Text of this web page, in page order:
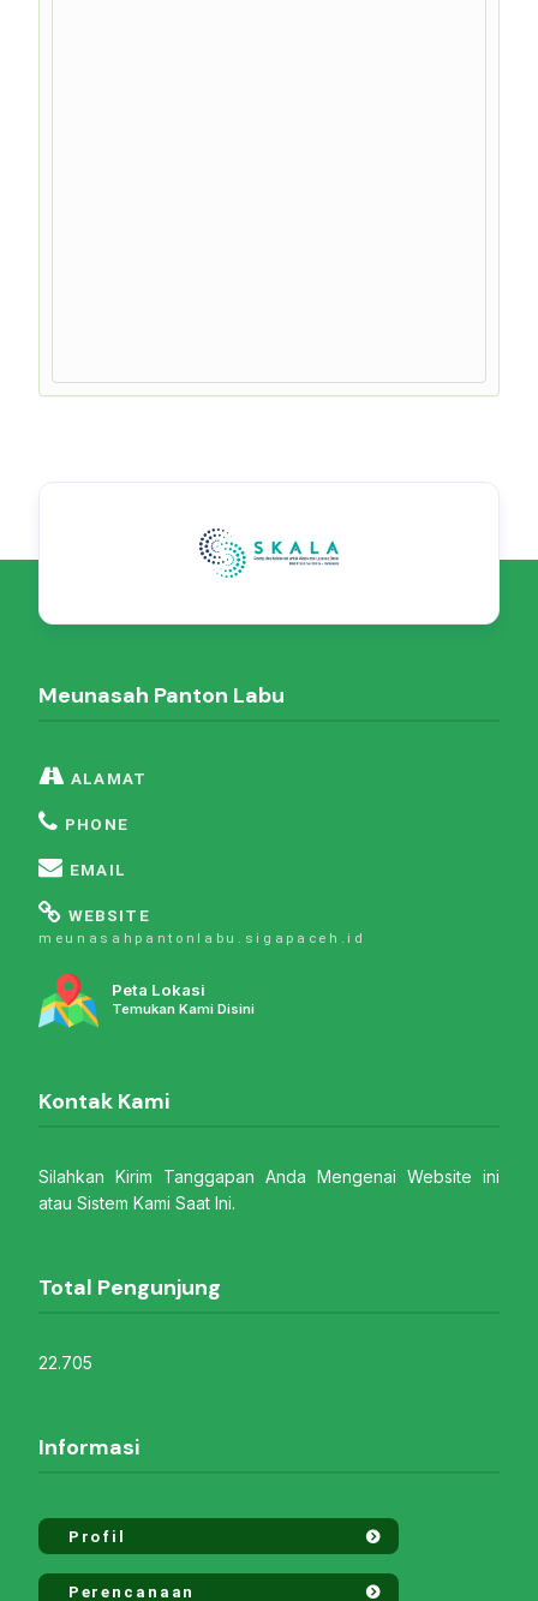
Meunasah Panton Labu
ALAMAT
PHONE
EMAIL
WEBSITE
meunasahpantonlabu.sigapaceh.id
Peta Lokasi
Temukan Kami Disini
Kontak Kami
Silahkan Kirim Tanggapan Anda Mengenai Website ini
atau Sistem Kami Saat Ini.
Total Pengunjung
22.705
Informasi
Profil
Perencanaan